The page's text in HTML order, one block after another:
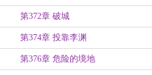
第372章 破城
第374章 投靠李渊
第376章 危险的境地